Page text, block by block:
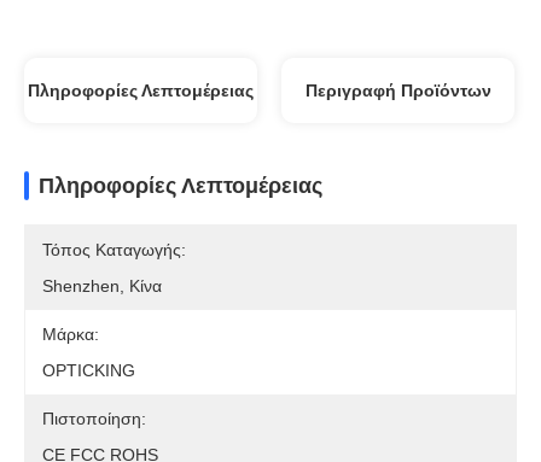
Πληροφορίες Λεπτομέρειας Περιγραφή Προϊόντων
Πληροφορίες Λεπτομέρειας
Τόπος Καταγωγής:
Shenzhen, Κίνα
Μάρκα:
OPTICKING
Πιστοποίηση:
CE FCC ROHS